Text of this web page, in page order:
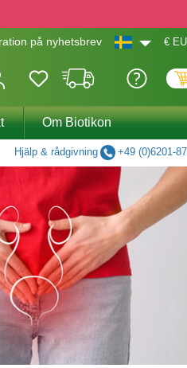
på nyhetsbrev €
Om Biotikon
Hjälp & rådgivning +49 (0)6201-